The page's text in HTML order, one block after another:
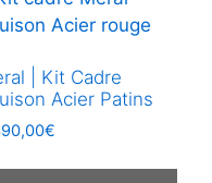
| Kit Cadre
Acier Patins
€